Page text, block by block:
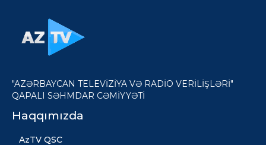
"AZƏRBAYCAN TELEVİZİYA VƏ RADİO VERİLİŞLƏRİ"
QAPALI SƏHMDAR CƏMİYYƏTİ
Haqqımızda
AzTV QSC